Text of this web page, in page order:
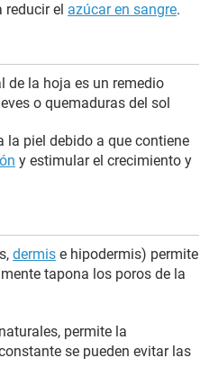
reducir el azúcar en sangre.
de la hoja es un remedio
o quemaduras del sol
la piel debido a que contiene
y estimular el crecimiento y
dermis e hipodermis) permite
tapona los poros de la
permite la
se pueden evitar las